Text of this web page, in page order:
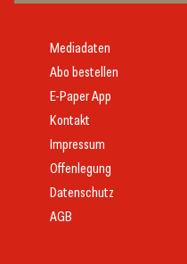
Mediadaten
Abo bestellen
E-Paper App
Kontakt
Impressum
Offenlegung
Datenschutz
AGB